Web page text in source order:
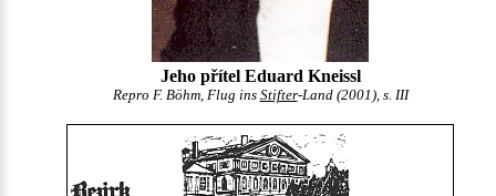
Jeho přítel Eduard Kneissl
Repro F. Böhm, Flug ins Stifter-Land (2001), s. III